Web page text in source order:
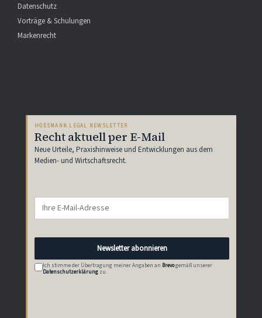
Datenschutz
Vorträge & Schulungen
Markenrecht
HOESMANN.LEGAL NEWSLETTER
Recht aktuell per E-Mail
Neue Urteile, Praxishinweise und Entwicklungen aus dem
Medien- und Wirtschaftsrecht.
Newsletter abonnieren
Ich stimme der Übertragung meiner Angaben an Brevogemäß unserer
Datenschutzerklärung zu.